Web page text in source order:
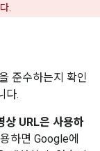
.
을 준수하는지 확인
다.
상 URL은 사용하
하면 Google에